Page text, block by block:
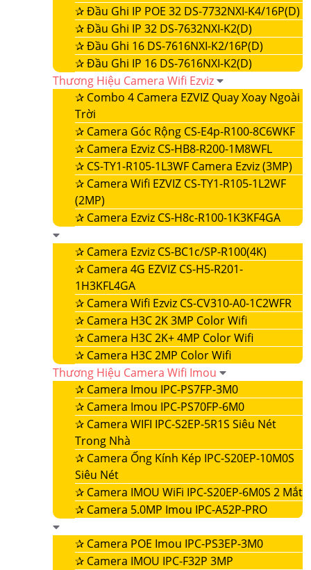
✰Đầu Ghi IP POE 32 DS-7732NXI-K4/16P(D)
✰Đầu Ghi IP 32 DS-7632NXI-K2(D)
✰Đầu Ghi 16 DS-7616NXI-K2/16P(D)
✰Đầu Ghi IP 16 DS-7616NXI-K2(D)
Thương Hiệu Camera Wifi Ezviz
✰ Combo 4 Camera EZVIZ Quay Xoay Ngoài
Trời
✰ Camera Góc Rộng CS-E4p-R100-8C6WKF
✰ Camera Ezviz CS-HB8-R200-1M8WFL
✰ CS-TY1-R105-1L3WF Camera Ezviz (3MP)
✰ Camera Wifi EZVIZ CS-TY1-R105-1L2WF
(2MP)
✰ Camera Ezviz CS-H8c-R100-1K3KF4GA
✰ Camera Ezviz CS-BC1c/SP-R100(4K)
✰ Camera 4G EZVIZ CS-H5-R201-
1H3KFL4GA
✰ Camera Wifi Ezviz CS-CV310-A0-1C2WFR
✰ Camera H3C 2K 3MP Color Wifi
✰ Camera H3C 2K+ 4MP Color Wifi
✰ Camera H3C 2MP Color Wifi
Thương Hiệu Camera Wifi Imou
✰ Camera Imou IPC-PS7FP-3M0
✰ Camera Imou IPC-PS70FP-6M0
✰ Camera WIFI IPC-S2EP-5R1S Siêu Nét
Trong Nhà
✰ Camera Ống Kính Kép IPC-S20EP-10M0S
Siêu Nét
✰ Camera IMOU WiFi IPC-S20EP-6M0S 2 Mắt
✰ Camera 5.0MP Imou IPC-A52P-PRO
✰ Camera POE Imou IPC-PS3EP-3M0
✰ Camera IMOU IPC-F32P 3MP